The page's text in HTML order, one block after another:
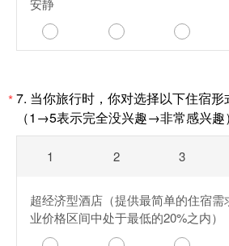
安静
*7. 当你旅行时，你对选择以下住宿形
（1 →5表示完全没兴趣→非常感兴趣）
1 2 3
超经济型酒店（提供最简单的住宿
业价格区间中处于最低的20%之内）